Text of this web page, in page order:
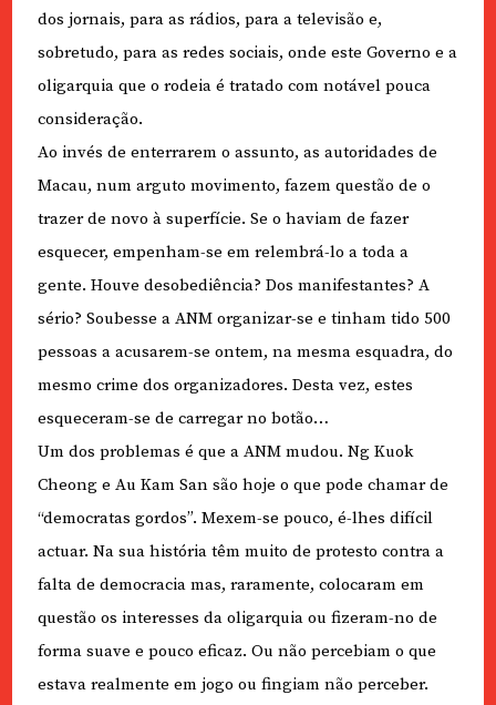
dos jornais, para as rádios, para a televisão e,
sobretudo, para as redes sociais, onde este Governo e a
oligarquia que o rodeia é tratado com notável pouca
consideração.
Ao invés de enterrarem o assunto, as autoridades de
Macau, num arguto movimento, fazem questão de o
trazer de novo à superfície. Se o haviam de fazer
esquecer, empenham-se em relembrá-lo a toda a
gente. Houve desobediência? Dos manifestantes? A
sério? Soubesse a ANM organizar-se e tinham tido 500
pessoas a acusarem-se ontem, na mesma esquadra, do
mesmo crime dos organizadores. Desta vez, estes
esqueceram-se de carregar no botão…
Um dos problemas é que a ANM mudou. Ng Kuok
Cheong e Au Kam San são hoje o que pode chamar de
“democratas gordos”. Mexem-se pouco, é-lhes difícil
actuar. Na sua história têm muito de protesto contra a
falta de democracia mas, raramente, colocaram em
questão os interesses da oligarquia ou fizeram-no de
forma suave e pouco eficaz. Ou não percebiam o que
estava realmente em jogo ou fingiam não perceber.